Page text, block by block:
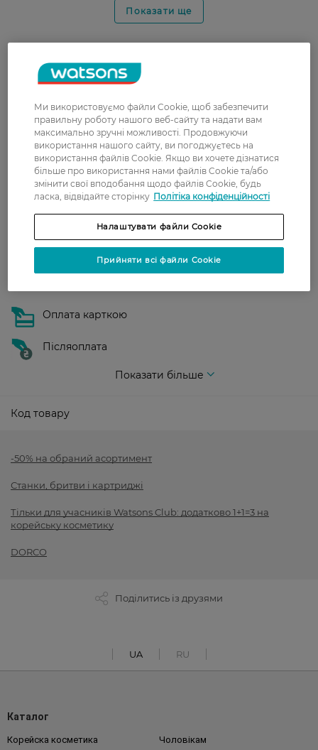
Показати ще
Доставка
У відділення Нової пошти - 99 грн,
безкоштовно від 699 грн
Укрпошта
Вартість доставки - 79 грн, безкоштовна
доставка від - 599 грн
Забрати сьогодні в магазині Watsons
Вартість доставки - 0 грн
Показати більше
Оплата карткою
Післяоплата
Показати більше
Код товару
-50% на обраний асортимент
Станки, бритви і картриджі
Тільки для учасників Watsons Club: додатково 1+1=3 на
корейську косметику
DORCO
Поділитись із друзями
UA RU
Каталог
Корейска косметика Чоловікам
Ми використовуємо файли Cookie, щоб забезпечити
правильну роботу нашого веб-сайту та надати вам
максимально зручні можливості. Продовжуючи
використання нашого сайту, ви погоджуєтесь на
використання файлів Cookie. Якщо ви хочете дізнатися
більше про використання нами файлів Cookie та/або
змінити свої вподобання щодо файлів Cookie, будь
ласка, відвідайте сторінку Політіка конфіденційності
Налаштувати файли Cookie
Прийняти всі файли Cookie